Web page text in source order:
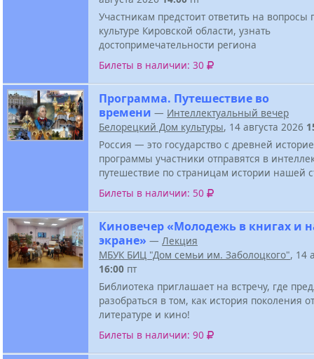
Участникам предстоит ответить на вопросы
культуре Кировской области, узнать
достопримечательности региона
Билеты в наличии: 30
Программа. Путешествие во
времени — Интеллектуальный вечер
Белорецкий Дом культуры, 14 августа 2026
Россия — это государство с древней
программы участники отправятся в
путешествие по страницам истории нашей
Билеты в наличии: 50
Киновечер «Молодежь в книгах и
экране» — Лекция
МБУК БИЦ "Дом семьи им. Заболоцкого", 14
16:00 пт
Библиотека приглашает на встречу, где
разобраться в том, как история поколения
литературе и кино!
Билеты в наличии: 90